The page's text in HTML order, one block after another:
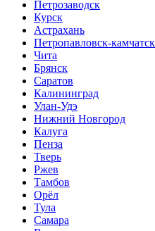
Петрозаводск
Курск
Астрахань
Петропавловск-
Чита
Брянск
Саратов
Калининград
Улан-Удэ
Нижний Новгород
Калуга
Пенза
Тверь
Ржев
Тамбов
Орёл
Тула
Самара